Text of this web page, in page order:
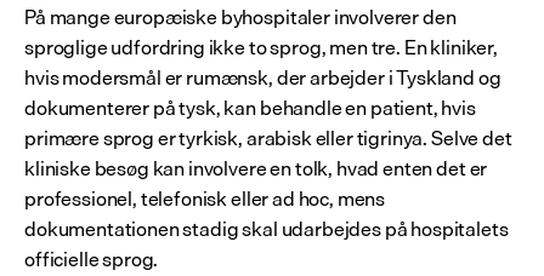
På mange europæiske byhospitaler involverer den
sproglige udfordring ikke to sprog, men tre. En kliniker,
hvis modersmål er rumænsk, der arbejder i Tyskland og
dokumenterer på tysk, kan behandle en patient, hvis
primære sprog er tyrkisk, arabisk eller tigrinya. Selve det
kliniske besøg kan involvere en tolk, hvad enten det er
professionel, telefonisk eller ad hoc, mens
dokumentationen stadig skal udarbejdes på hospitalets
officielle sprog.